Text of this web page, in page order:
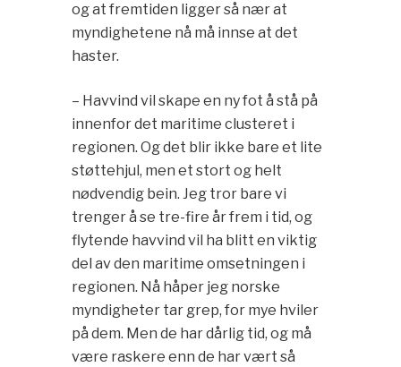
og at fremtiden ligger så nær at
myndighetene nå må innse at det
haster.
– Havvind vil skape en ny fot å stå på
innenfor det maritime clusteret i
regionen. Og det blir ikke bare et lite
støttehjul, men et stort og helt
nødvendig bein. Jeg tror bare vi
trenger å se tre-fire år frem i tid, og
flytende havvind vil ha blitt en viktig
del av den maritime omsetningen i
regionen. Nå håper jeg norske
myndigheter tar grep, for mye hviler
på dem. Men de har dårlig tid, og må
være raskere enn de har vært så